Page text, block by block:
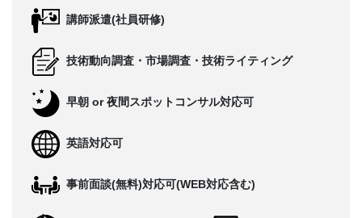
講師派遣(社員研修)
技術動向調査・市場調査・技術ライティング
早朝 or 夜間スポットコンサル対応可
英語対応可
事前面談(無料)対応可(WEB対応含む)